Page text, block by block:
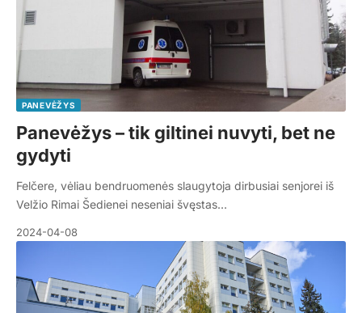
PANEVĖŽYS
Panevėžys – tik giltinei nuvyti, bet ne
gydyti
Felčere, vėliau bendruomenės slaugytoja dirbusiai senjorei iš
Velžio Rimai Šedienei neseniai švęstas…
2024-04-08